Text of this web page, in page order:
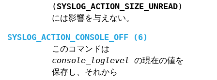
(SYSLOG_ACTION_SIZE_UNREAD)
には影響を与えない。
SYSLOG_ACTION_CONSOLE_OFF (6)
このコマンドは
console_loglevel の現在の値を
保存し、それから